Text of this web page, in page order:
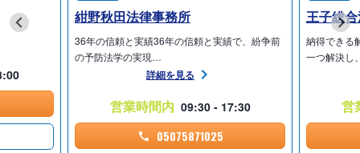
紺野秋田法律事務所
36年の信頼と実績36年の信頼と実績で、紛争前
の予防法学の実現…
詳細を見る
営業時間内 09:30 - 17:30
05075871025
王子総
納得できる
一つ解決し
営